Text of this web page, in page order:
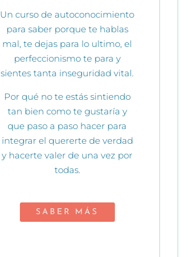
Un curso de autoconocimiento
para saber porque te hablas
mal, te dejas para lo ultimo, el
perfeccionismo te para y
sientes tanta inseguridad vital.
Por qué no te estás sintiendo
tan bien como te gustaría y
que paso a paso hacer para
integrar el quererte de verdad
y hacerte valer de una vez por
todas.
SABER MÁS